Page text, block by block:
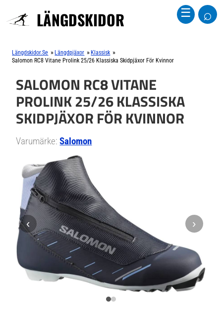
LÄNGDSKIDOR ☰ ⌕
Längdskidor.se » Längdpjäxor » Klassisk »
Salomon RC8 Vitane Prolink 25/26 Klassiska Skidpjäxor För Kvinnor
SALOMON RC8 VITANE
PROLINK 25/26 KLASSISKA
SKIDPJÄXOR FÖR KVINNOR
Varumärke:Salomon
‹ ›